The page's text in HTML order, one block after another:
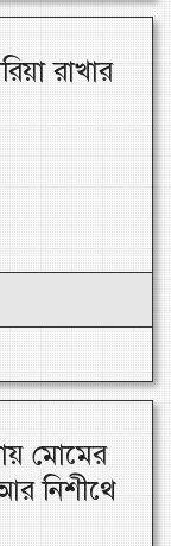
রাখার
মোমের
নিশীথে